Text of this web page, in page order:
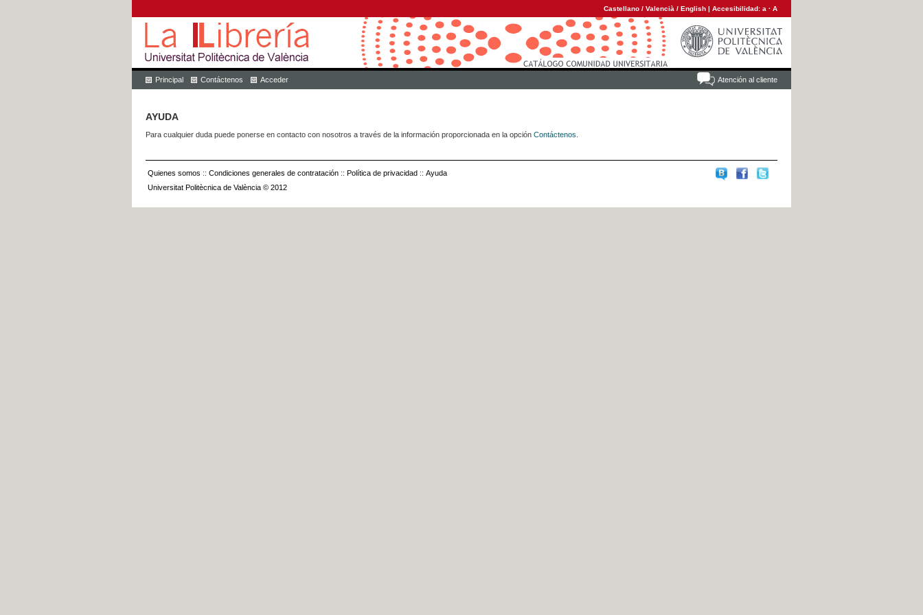
Castellano / Valencià / English | Accesibilidad: a · A
Atención al cliente
Principal Contáctenos Acceder
AYUDA
Para cualquier duda puede ponerse en contacto con nosotros a través de la información proporcionada en la opción Contáctenos
Quienes somos :: Condiciones generales de contratación :: Política de privacidad :: Ayuda
Universitat Politècnica de València © 2012